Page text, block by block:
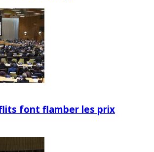
font flamber les prix